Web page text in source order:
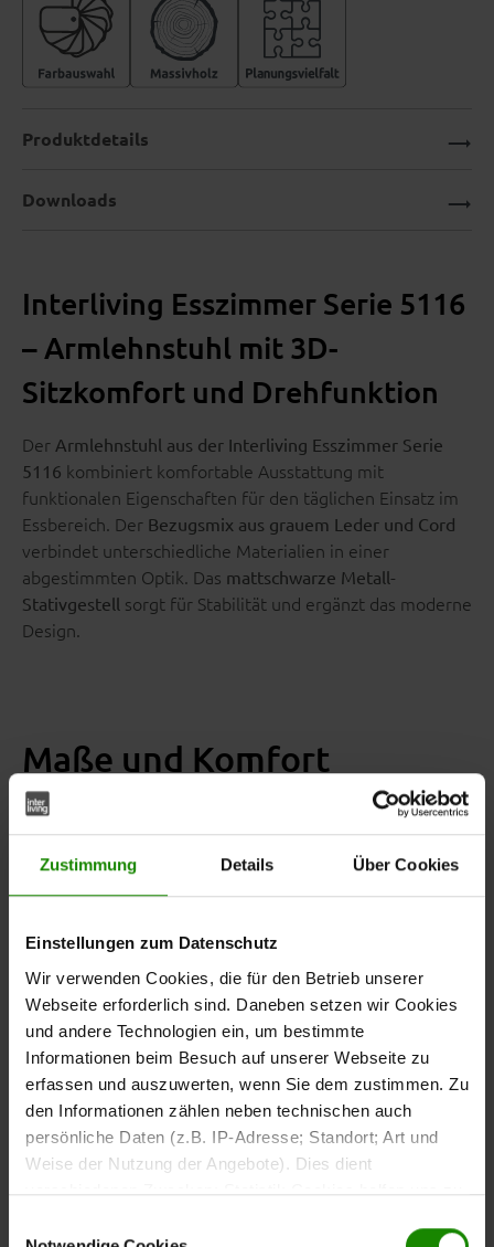
Zustimmung Details Über Cookies
Einstellungen zum Datenschutz
Wir verwenden Cookies, die für den Betrieb unserer
Webseite erforderlich sind. Daneben setzen wir Cookies
und andere Technologien ein, um bestimmte
Informationen beim Besuch auf unserer Webseite zu
erfassen und auszuwerten, wenn Sie dem zustimmen. Zu
den Informationen zählen neben technischen auch
persönliche Daten (z.B. IP-Adresse; Standort; Art und
Weise der Nutzung der Angebote). Dies dient
verschiedenen Zwecken: Statistik Cookies helfen uns zu
nutzen, indem sie Informationen sammeln und sie
Interliving Esszimmer Serie 5116
– Armlehnstuhl mit 3D-
Sitzkomfort und Drehfunktion
Der Armlehnstuhl aus der Interliving Esszimmer Serie
5116 kombiniert komfortable Ausstattung mit
funktionalen Eigenschaften für den täglichen Einsatz im
Essbereich. Der Bezugsmix aus grauem Leder und Cord
verbindet unterschiedliche Materialien in einer
abgestimmten Optik. Das mattschwarze Metall-
Stativgestell sorgt für Stabilität und ergänzt das moderne
Design.
Maße und Komfort
Mit Maßen von ca.
eignet sich
der Armlehnstuhl für verschiedene Essbereiche. Die
Sitzhöhebeträgt ca. 54 cm und unterstützt eine
komfortable Sitzposition am Esstisch.
Für den Sitzkomfort sorgt eine
Taschenfederkernpolsterung im Sitz . Sie bietet eine
gleichmäßige Druckverteilung und eine komfortable
Sitzfläche. Die Rückenlehne ist mit einer viskoelastischen
Komfortpolsterung ausgestattet, die den Rücken
unterstützt und auch bei längerer Nutzung für
angenehmen Sitzkomfort sorgt.
Die gepolsterten Armlehnen bieten zusätzlichen Komfort
und unterstützen eine entspannte Sitzhaltung.
Produktdetails
Downloads